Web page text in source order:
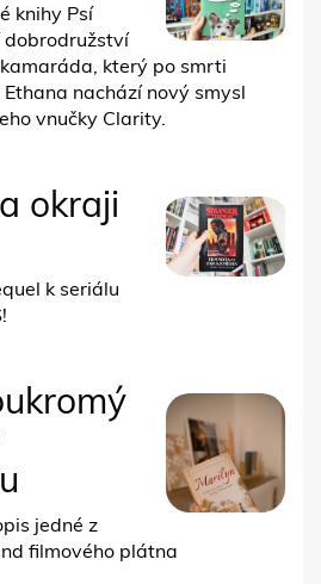
knihy Psí
dobrodružství
který po smrti
nachází nový smysl
vnučky Clarity.
okraji
k seriálu
jedné z
filmového plátna